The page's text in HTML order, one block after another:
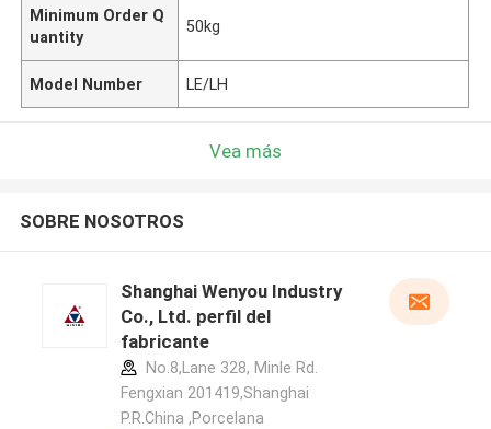
Minimum Order Q
uantity
50kg
Model Number LE/LH
Vea más
SOBRE NOSOTROS
Shanghai Wenyou Industry
Co., Ltd. perfil del
fabricante
No.8,Lane 328, Minle Rd.
Fengxian 201419,Shanghai
P.R.China ,Porcelana